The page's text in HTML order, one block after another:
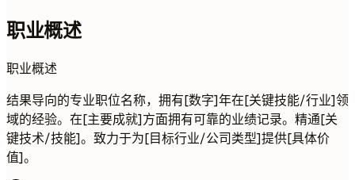
职业概述
职业概述
结果导向的专业职位名称，拥有[数字]年在[关键技能/行业]领
域的经验。在[主要成就]方面拥有可靠的业绩记录。精通[关
键技术/技能]。致力于为[目标行业/公司类型]提供[具体价
值]。